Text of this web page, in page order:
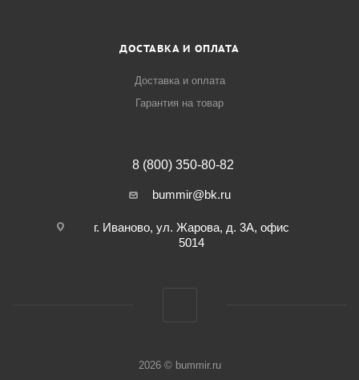
ДОСТАВКА И ОПЛАТА
Доставка и оплата
Гарантия на товар
8 (800) 350-80-82
bummir@bk.ru
г. Иваново, ул. Жарова, д. 3А, офис
5014
2026 © bummir.ru